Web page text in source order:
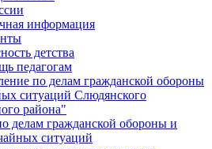
информация
детства
педагогам
по делам гражданской обороны
ситуаций Слюдянского
района"
делам гражданской обороны и
ситуаций